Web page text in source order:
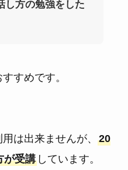
し方の勉強をした
すめです。
は出来ませんが、 20
が受講しています。